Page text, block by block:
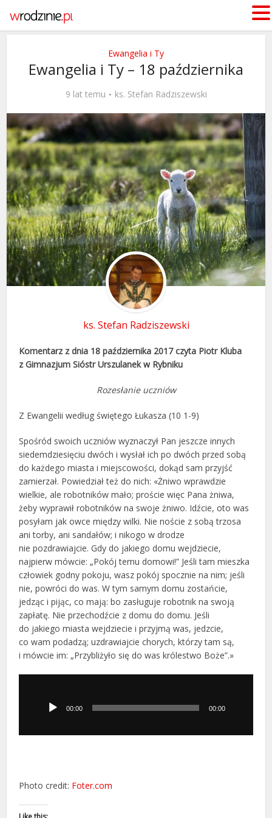
Ewangelia i Ty
Ewangelia i Ty – 18 października
9 lat temu ks. Stefan Radziszewski
ks. Stefan Radziszewski
Komentarz z dnia 18 października 2017 czyta Piotr Kluba
z Gimnazjum Sióstr Urszulanek w Rybniku
Rozesłanie uczniów
Z Ewangelii według świętego Łukasza (10 1-9)
Spośród swoich uczniów wyznaczył Pan jeszcze innych
siedemdziesięciu dwóch i wysłał ich po dwóch przed sobą
do każdego miasta i miejscowości, dokąd sam przyjść
zamierzał. Powiedział też do nich: «Żniwo wprawdzie
wielkie, ale robotników mało; proście więc Pana żniwa,
żeby wyprawił robotników na swoje żniwo. Idźcie, oto was
posyłam jak owce między wilki. Nie noście z sobą trzosa
ani torby, ani sandałów; i nikogo w drodze
nie pozdrawiajcie. Gdy do jakiego domu wejdziecie,
najpierw mówcie: „Pokój temu domowi!” Jeśli tam mieszka
człowiek godny pokoju, wasz pokój spocznie na nim; jeśli
nie, powróci do was. W tym samym domu zostańcie,
jedząc i pijąc, co mają: bo zasługuje robotnik na swoją
zapłatę. Nie przechodźcie z domu do domu. Jeśli
do jakiego miasta wejdziecie i przyjmą was, jedzcie,
co wam podadzą; uzdrawiajcie chorych, którzy tam są,
i mówcie im: „Przybliżyło się do was królestwo Boże”.»
dźwiękowych00:00 00:00
Photo credit: Foter.com